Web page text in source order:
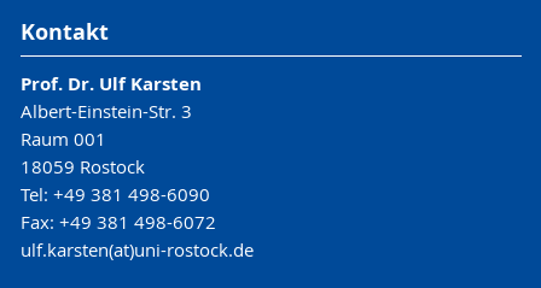
Kontakt
Prof. Dr. Ulf Karsten
Albert-Einstein-Str. 3
Raum 001
18059 Rostock
Tel: +49 381 498-6090
Fax: +49 381 498-6072
ulf.karsten(at)uni-rostock.de